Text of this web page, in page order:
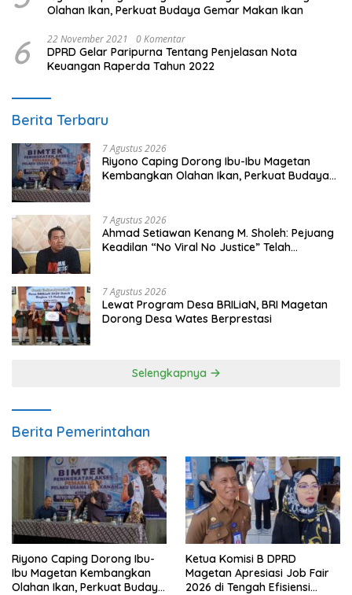
Olahan Ikan, Perkuat Budaya Gemar Makan Ikan
6 22 November 2021 0 Komentar
DPRD Gelar Paripurna Tentang Penjelasan Nota
Keuangan Raperda Tahun 2022
Berita Terbaru
7 Agustus 2026
Riyono Caping Dorong Ibu-Ibu Magetan
Kembangkan Olahan Ikan, Perkuat Budaya
7 Agustus 2026
Ahmad Setiawan Kenang M. Sholeh: Pejuang
Keadilan “No Viral No Justice” Telah
7 Agustus 2026
Lewat Program Desa BRILiaN, BRI Magetan
Dorong Desa Wates Berprestasi
Selengkapnya
Berita Pemerintahan
Riyono Caping Dorong Ibu-
Ibu Magetan Kembangkan
Olahan Ikan, Perkuat Budaya
Ketua Komisi B DPRD
Magetan Apresiasi Job Fair
2026 di Tengah Efisiensi